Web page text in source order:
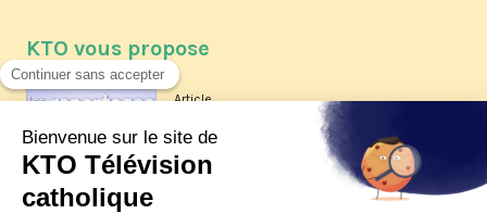
KTO vous propose
Article
Les reportages d'été 2026 de KTO